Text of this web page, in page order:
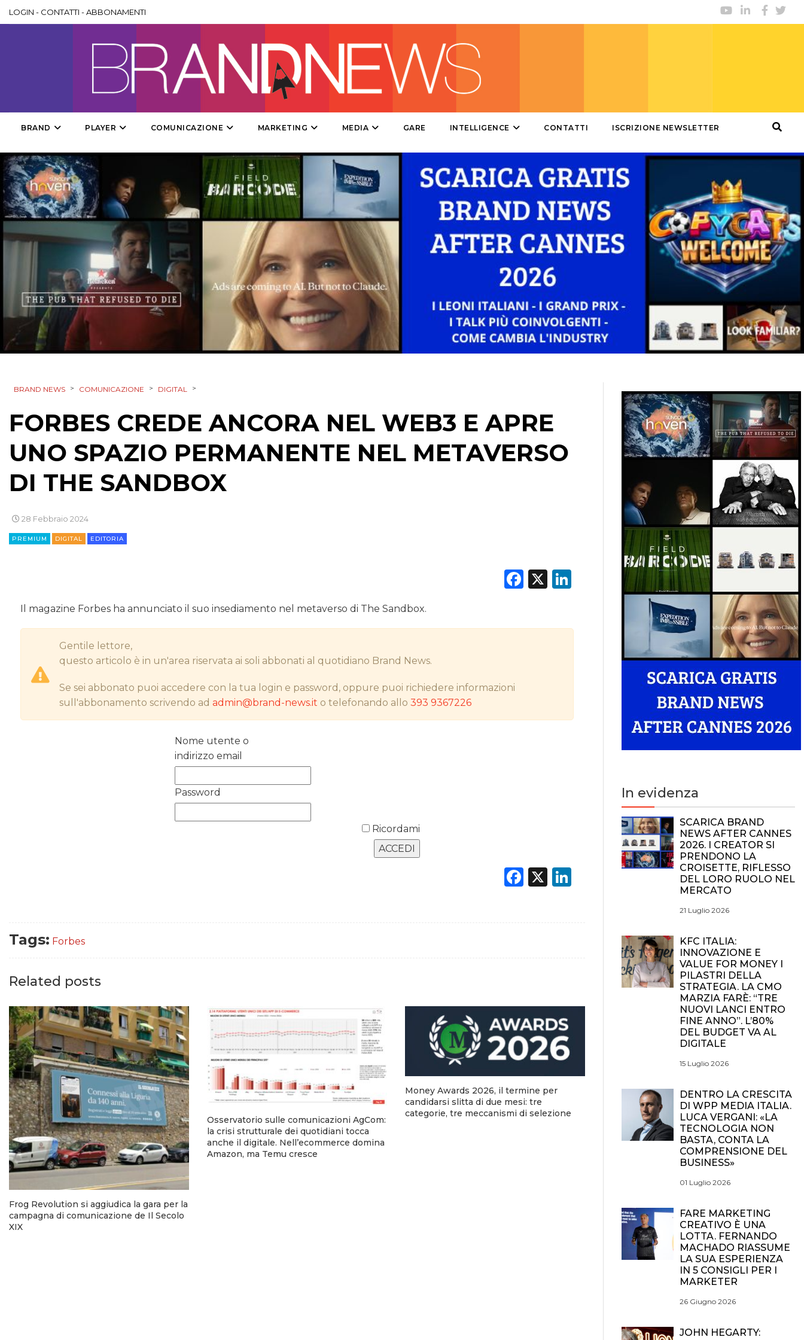
DESIGN
PUNTI VENDITA
CSR
STRATEGIE
CINEMA
TREND
LOGIN - CONTATTI -ABBONAMENTI
BRAND PLAYER COMUNICAZIONE MARKETING MEDIA GARE INTELLIGENCE CONTATTI ISCRIZIONE NEWSLETTER
BRAND NEWS > COMUNICAZIONE > DIGITAL >
FORBES CREDE ANCORA NEL WEB3 E APRE
UNO SPAZIO PERMANENTE NEL METAVERSO
DI THE SANDBOX
28 Febbraio 2024
PREMIUM DIGITAL EDITORIA
Facebook
X LinkedIn
Il magazine Forbes ha annunciato il suo insediamento nel metaverso di The Sandbox.
Gentile lettore,
questo articolo è in un'area riservata ai soli abbonati al quotidiano Brand News.
Se sei abbonato puoi accedere con la tua login e password, oppure puoi richiedere informazioni
sull'abbonamento scrivendo adadmin@brand-news.it o telefonando allo393 9367226
Nome utente o
indirizzo email
Password
Ricordami
Facebook
X LinkedIn
Tags: Forbes
Related posts
Frog Revolution si aggiudica la gara per la
campagna di comunicazione de Il Secolo
XIX
Osservatorio sulle comunicazioni AgCom:
la crisi strutturale dei quotidiani tocca
anche il digitale. Nell’ecommerce domina
Amazon, ma Temu cresce
Money Awards 2026, il termine per
candidarsi slitta di due mesi: tre
categorie, tre meccanismi di selezione
In evidenza
SCARICA BRAND
NEWS AFTER CANNES
2026. I CREATOR SI
PRENDONO LA
CROISETTE, RIFLESSO
DEL LORO RUOLO NEL
MERCATO
21 Luglio 2026
KFC ITALIA:
INNOVAZIONE E
VALUE FOR MONEY I
PILASTRI DELLA
STRATEGIA. LA CMO
MARZIA FARÈ: “TRE
NUOVI LANCI ENTRO
FINE ANNO”. L’80%
DEL BUDGET VA AL
DIGITALE
15 Luglio 2026
DENTRO LA CRESCITA
DI WPP MEDIA ITALIA.
LUCA VERGANI: «LA
TECNOLOGIA NON
BASTA, CONTA LA
COMPRENSIONE DEL
BUSINESS»
01 Luglio 2026
FARE MARKETING
CREATIVO È UNA
LOTTA. FERNANDO
MACHADO RIASSUME
LA SUA ESPERIENZA
IN 5 CONSIGLI PER I
MARKETER
26 Giugno 2026
JOHN HEGARTY: